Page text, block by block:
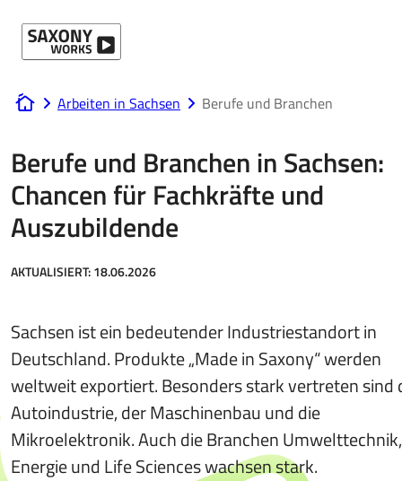
www.saxony-works.com
Arbeiten in Sachsen Berufe und Branchen
Berufe und Branchen in Sachsen:
Chancen für Fachkräfte und
Auszubildende
AKTUALISIERT:18.06.2026
Sachsen ist ein bedeutender Industriestandort in
Deutschland. Produkte „Made in Saxony“ werden
weltweit exportiert. Besonders stark vertreten sind
Autoindustrie, der Maschinenbau und die
Mikroelektronik. Auch die Branchen Umwelttechnik,
Energie und Life Sciences wachsen stark.